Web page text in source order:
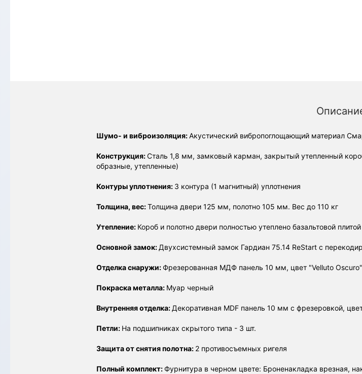
Шумо- и виброизоляция:Акустический вибропоглощающий материал
Конструкция:Сталь 1,8 мм, замковый карман, закрытый утепленный
образные, утепленные)
Контуры уплотнения: 3 контура (1 магнитный) уплотнения
Толщина, вес:Толщина двери 125 мм, полотно 105 мм. Вес до 110 кг
Утепление: Короб и полотно двери полностью утеплено базальтовой плитой
Основной замок: Двухсистемный замок Гардиан 75.14 ReStart с
Отделка снаружи: Фрезерованная МДФ панель 10 мм, цвет "Velluto
Покраска металла: Муар черный
Внутренняя отделка: Декоративная MDF панель 10 мм с фрезеровкой,
Петли: На подшипниках скрытого типа - 3 шт.
Защита от снятия полотна: 2 противосъемных ригеля
Полный комплект: Фурнитура в черном цвете: Броненакладка врезная,